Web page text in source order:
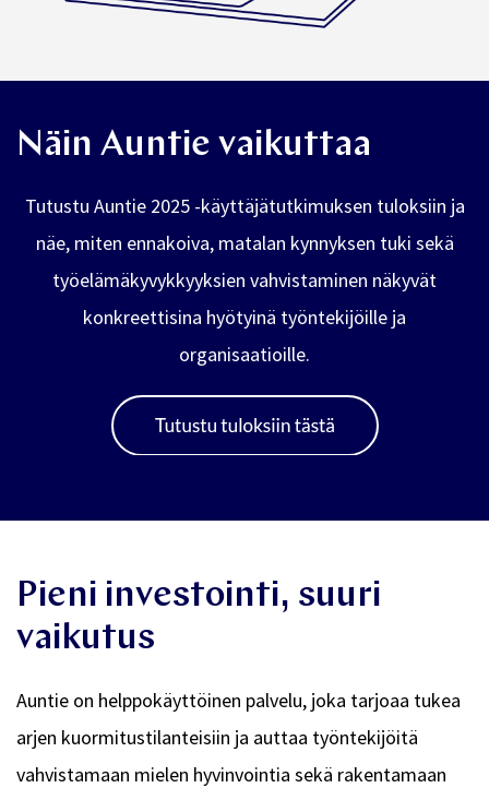
Näin Auntie vaikuttaa
Tutustu Auntie 2025 -käyttäjätutkimuksen tuloksiin ja
näe, miten ennakoiva, matalan kynnyksen tuki sekä
työelämäkyvykkyyksien vahvistaminen näkyvät
konkreettisina hyötyinä työntekijöille ja
organisaatioille.
Pieni investointi, suuri
vaikutus
Auntie on helppokäyttöinen palvelu, joka tarjoaa tukea
arjen kuormitustilanteisiin ja auttaa työntekijöitä
vahvistamaan mielen hyvinvointia sekä rakentamaan